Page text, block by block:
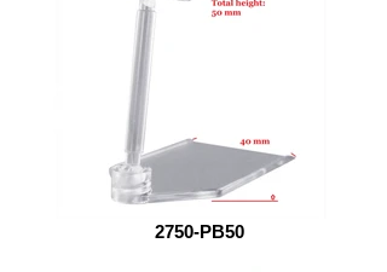
2750-PB50